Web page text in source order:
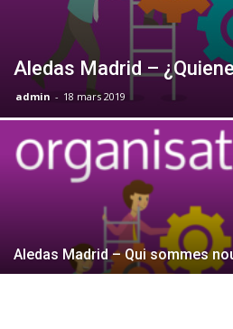
Aledas Madrid –
admin - 18 mars 2019
Aledas Madrid – Qui sommes